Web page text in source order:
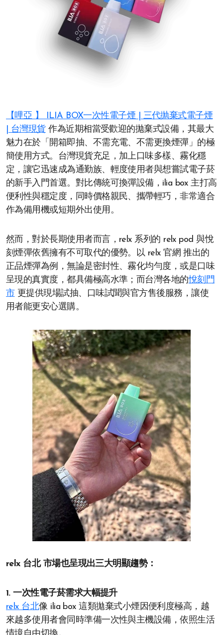
【哩亞 】 ILIA BOX一次性電子煙 | 三代抛棄式電子煙
| 台灣現貨作為近期相當受歡迎的拋棄式設備，其最大
魅力在於「開箱即抽、不需充電、不需更換煙彈」的極
簡使用方式。台灣現貨充足，加上口味多樣、霧化穩
定，讓它迅速成為通勤族、輕度使用者與想嘗試電子菸
的新手入門首選。對比傳統可換彈設備，ilia box 主打高
便利性與穩定度，同時價格親民、攜帶輕巧，非常適合
作為備用機或短期外出使用。
然而，對於長期使用者而言，relx 系列的 relx pod 與悅
刻煙彈依舊擁有不可取代的優勢。以 relx 官網 推出的
正品煙彈為例，無論是密封性、霧化均勻度，或是口味
呈現的真實度，都具備極高水準；而台灣各地的悅刻門
市更提供現場試抽、口味試聞與官方售後服務，讓使
用者能更安心選購。
relx 台北 市場也呈現出三大明顯趨勢：
1. 一次性電子菸需求大幅提升
relx 台北像 ilia box 這類拋棄式小煙因便利度極高，越
來越多使用者會同時準備一次性與主機設備，依照生活